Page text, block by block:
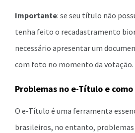
Importante: se seu título não
tenha feito o recadastramento
necessário apresentar um
com foto no momento da votação.
Problemas no e-Título e
O e-Título é uma ferramenta
brasileiros, no entanto,